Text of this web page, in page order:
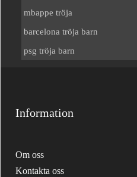
mbappe tröja
barcelona tröja barn
psg tröja barn
Information
Om oss
Kontakta oss